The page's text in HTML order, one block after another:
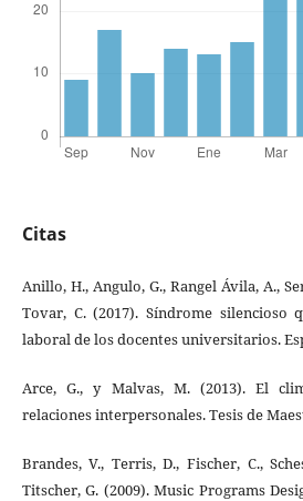
Citas
Anillo, H., Angulo, G., Rangel Ávila, A.,
Tovar, C. (2017). Síndrome silencioso
laboral de los docentes universitarios.
Arce, G., y Malvas, M. (2013). El
relaciones interpersonales. Tesis de
Brandes, V., Terris, D., Fischer, C.,
Titscher, G. (2009). Music Programs